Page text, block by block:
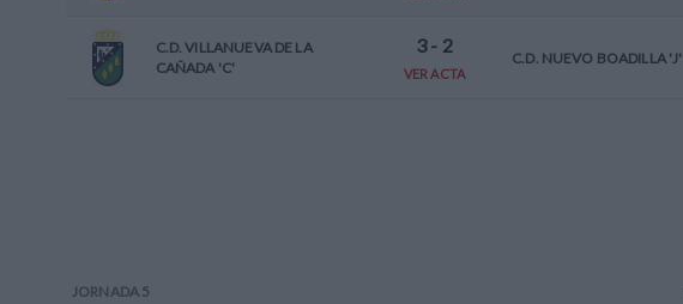
C.D. VILLANUEVA DE LA
CAÑADA 'C'
3- 2
VER ACTA
C.D. NUEVO BOADILLA 'J'
JORNADA 5